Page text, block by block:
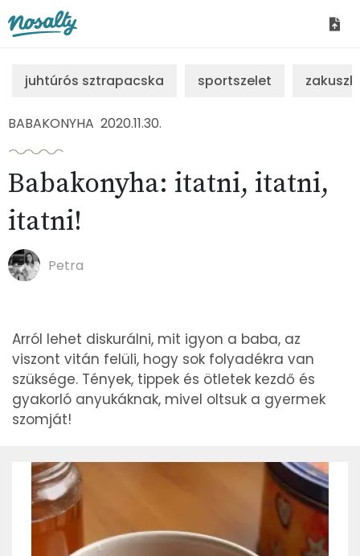
juhtúrós sztrapacska sportszelet
BABAKONYHA 2020.11.30.
Babakonyha: itatni, itatni,
itatni!
Petra
Arról lehet diskurálni, mit igyon a baba, az
viszont vitán felüli, hogy sok folyadékra van
szüksége. Tények, tippek és ötletek kezdő és
gyakorló anyukáknak, mivel oltsuk a gyermek
szomját!